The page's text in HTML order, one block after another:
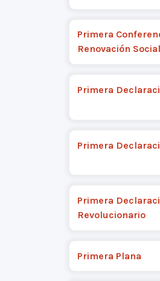
Primera
Renovación
Primera
Primera
Primera
Revolucionario
Primera Plana